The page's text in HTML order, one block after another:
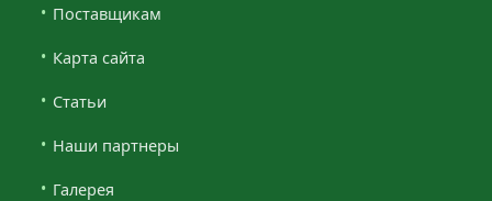
Поставщикам
Карта сайта
Статьи
Наши партнеры
Галерея